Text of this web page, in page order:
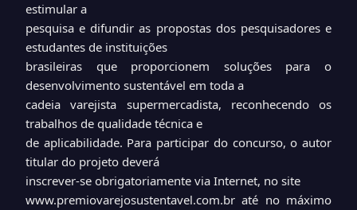
estimular a
pesquisa e difundir as propostas dos pesquisadores e
estudantes de instituições
brasileiras que proporcionem soluções para o
desenvolvimento sustentável em toda a
cadeia varejista supermercadista, reconhecendo os
trabalhos de qualidade técnica e
de aplicabilidade. Para participar do concurso, o autor
titular do projeto deverá
inscrever-se obrigatoriamente via Internet, no site
www.premiovarejosustentavel.com.br até no máximo